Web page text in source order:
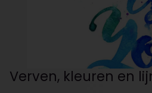
Verven, kleuren en